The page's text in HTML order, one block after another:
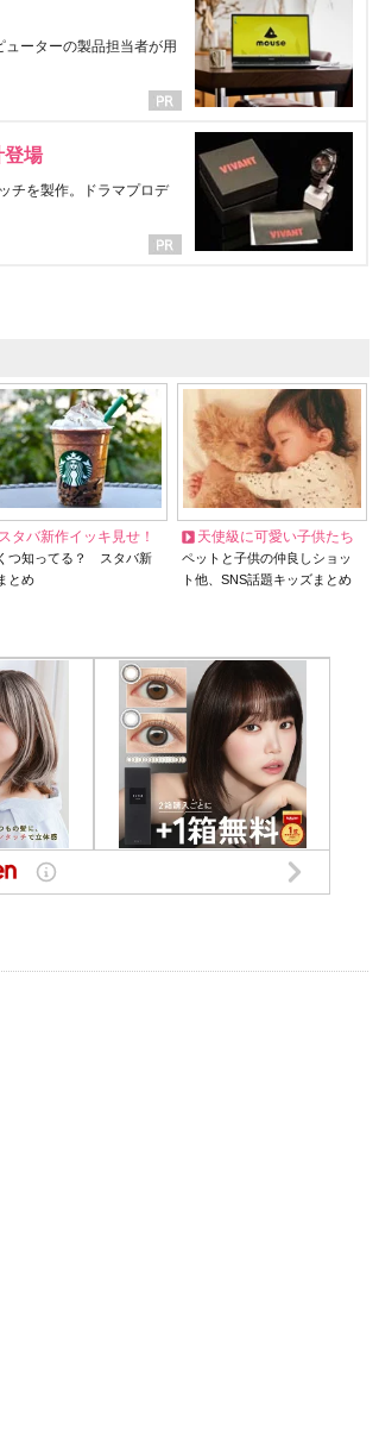
ーターの製品担当者が用
登場
チを製作。ドラマプロデ
スタバ新作イッキ見せ！
つ知ってる？ スタバ新
とめ
天使級に可愛い子供たち
ペットと子供の仲良しショッ
ト他、SNS話題キッズまとめ